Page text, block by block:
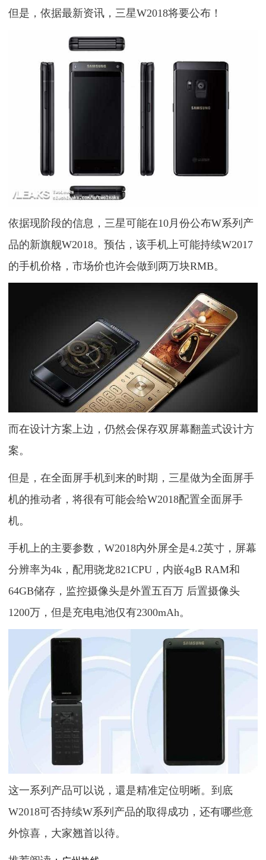
但是，依据最新资讯，三星W2018将要公布！
依据现阶段的信息，三星可能在10月份公布W系列产
品的新旗舰W2018。预估，该手机上可能持续W2017
的手机价格，市场价也许会做到两万块RMB。
而在设计方案上边，仍然会保存双屏幕翻盖式设计方
案。
但是，在全面屏手机到来的时期，三星做为全面屏手
机的推动者，将很有可能会给W2018配置全面屏手
机。
手机上的主要参数，W2018內外屏全是4.2英寸，屏幕
分辨率为4k，配用骁龙821CPU，内嵌4gB RAM和
64GB储存，监控摄像头是外置五百万 后置摄像头
1200万，但是充电电池仅有2300mAh。
这一系列产品可以说，還是精准定位明晰。到底
W2018可否持续W系列产品的取得成功，还有哪些意
外惊喜，大家翘首以待。